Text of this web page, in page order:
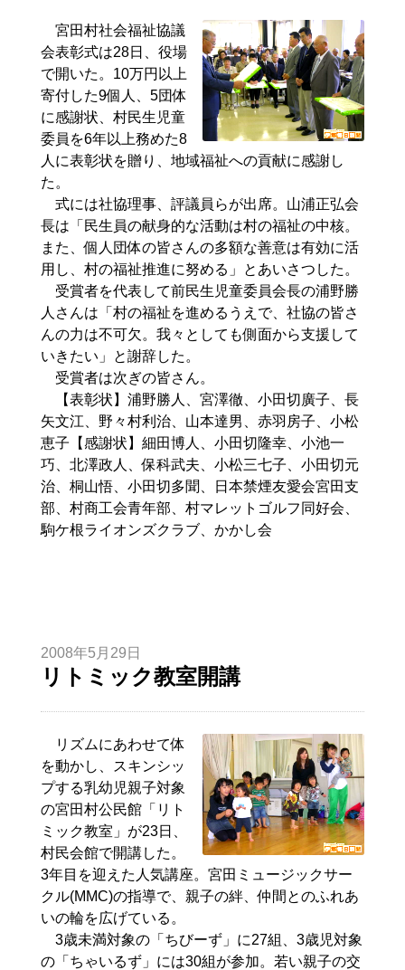
宮田村社会福祉協議
会表彰式は28日、役場
で開いた。10万円以上
寄付した9個人、5団体
に感謝状、村民生児童
委員を6年以上務めた8
人に表彰状を贈り、地域福祉への貢献に感謝し
た。
式には社協理事、評議員らが出席。山浦正弘会
長は「民生員の献身的な活動は村の福祉の中核。
また、個人団体の皆さんの多額な善意は有効に活
用し、村の福祉推進に努める」とあいさつした。
受賞者を代表して前民生児童委員会長の浦野勝
人さんは「村の福祉を進めるうえで、社協の皆さ
んの力は不可欠。我々としても側面から支援して
いきたい」と謝辞した。
受賞者は次ぎの皆さん。
【表彰状】浦野勝人、宮澤徹、小田切廣子、長
矢文江、野々村利治、山本達男、赤羽房子、小松
恵子【感謝状】細田博人、小田切隆幸、小池一
巧、北澤政人、保科武夫、小松三七子、小田切元
治、桐山悟、小田切多聞、日本禁煙友愛会宮田支
部、村商工会青年部、村マレットゴルフ同好会、
駒ケ根ライオンズクラブ、かかし会
2008年5月29日
リトミック教室開講
リズムにあわせて体
を動かし、スキンシッ
プする乳幼児親子対象
の宮田村公民館「リト
ミック教室」が23日、
村民会館で開講した。
3年目を迎えた人気講座。宮田ミュージックサー
クル(MMC)の指導で、親子の絆、仲間とのふれあ
いの輪を広げている。
3歳未満対象の「ちびーず」に27組、3歳児対象
の「ちゃいるず」には30組が参加。若い親子の交